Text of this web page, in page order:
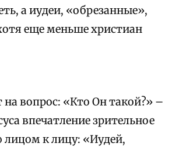
а иудеи, «обрезанные»,
еще меньше христиан
вопрос: «Кто Он такой?» –
впечатление зрительное
лицом к лицу: «Иудей,